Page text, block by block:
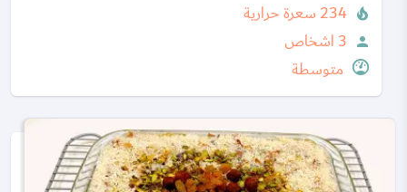
local_fire_department 234 سعرة حرارية
person
3 اشخاص
متوسطة